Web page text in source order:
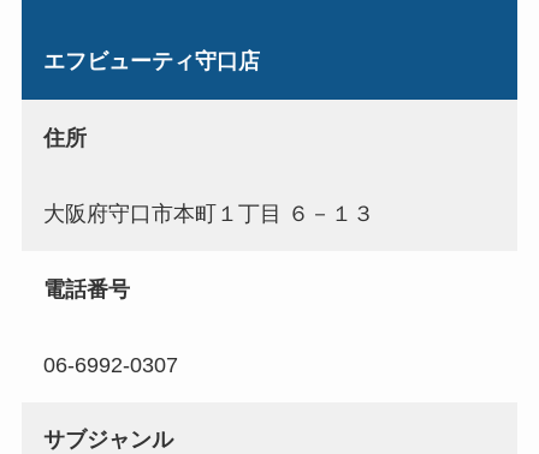
エフビューティ守口店
住所
大阪府守口市本町１丁目 ６－１３
電話番号
06-6992-0307
サブジャンル